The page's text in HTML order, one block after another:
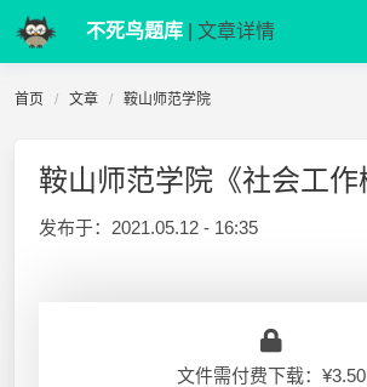
不死鸟题库 | 文章详情
首页 文章 鞍山师范学院
发布于： 2021.05.12 - 16:35
文件需付费下载：¥3.50